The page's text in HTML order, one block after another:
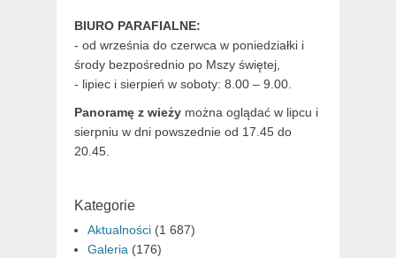
BIURO PARAFIALNE:
- od września do czerwca w poniedziałki i
środy bezpośrednio po Mszy świętej,
- lipiec i sierpień w soboty: 8.00 – 9.00.
Panoramę z wieży można oglądać w lipcu i
sierpniu w dni powszednie od 17.45 do
20.45.
Kategorie
Aktualności (1 687)
Galeria (176)